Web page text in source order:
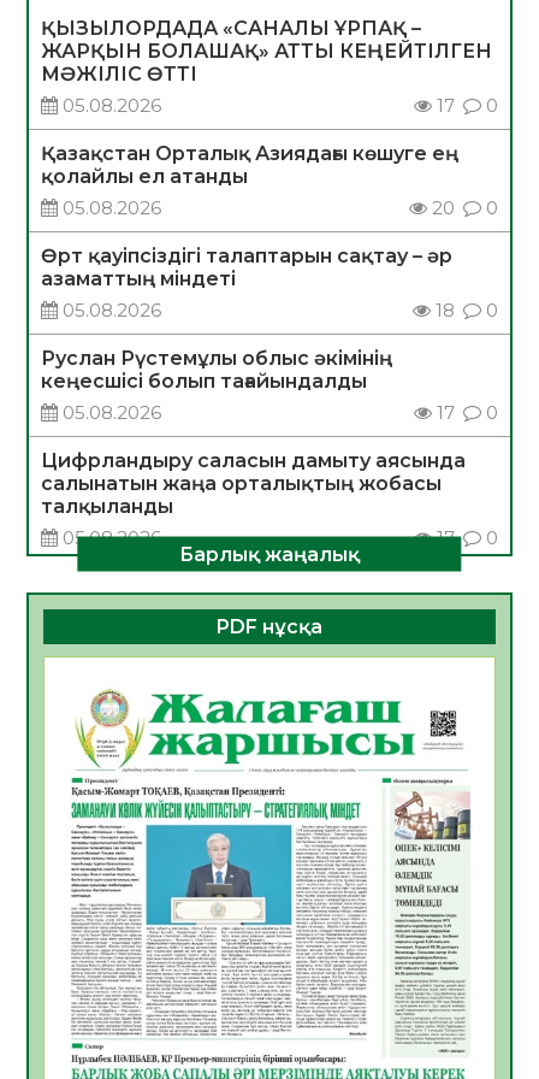
ҚЫЗЫЛОРДАДА «САНАЛЫ ҰРПАҚ –
ЖАРҚЫН БОЛАШАҚ» АТТЫ КЕҢЕЙТІЛГЕН
МӘЖІЛІС ӨТТІ
05.08.2026
17 0
Қазақстан Орталық Азиядағы көшуге ең
қолайлы ел атанды
05.08.2026
20 0
Өрт қауіпсіздігі талаптарын сақтау – әр
азаматтың міндеті
05.08.2026
18 0
Руслан Рүстемұлы облыс әкімінің
кеңесшісі болып тағайындалды
05.08.2026
17 0
Цифрландыру саласын дамыту аясында
салынатын жаңа орталықтың жобасы
талқыланды
05.08.2026
17 0
құралдарының таныстырылымы өтті
05.08.2026
18 0
Қазақстандықтардың 72,3%-ы жаңа
Құрылтай үшін дауыс беруге дайын
05.08.2026
19
ӘРБІР ДАУЫС – ҚОҒАМ ДАМУЫНА
ҚОСЫЛҒАН ҮЛЕС
05.08.2026
26
ҚҰРЫЛТАЙ САЙЛАУЫ – БІРЛІК ПЕН
ЖАУАПКЕРШІЛІККЕ БАСТАЙТЫН ҚАДАМ
05.08.2026
24
Мектептен – Ұлттық ұлан сапына
04.08.2026
34
Барлық жаңалық
PDF нұсқа